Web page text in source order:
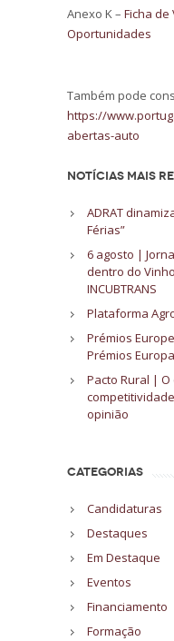
Anexo K – Ficha
Oportunidades
Também pode
https://
abertas-auto
NOTÍCIAS MAIS
ADRAT
Férias”
6 agosto |
dentro do
INCUBTRANS
Plataforma
Prémios
Prémios
Pacto Rural |
opinião
CATEGORIAS
Candidaturas
Destaques
Em Destaque
Eventos
Financiamento
Formação